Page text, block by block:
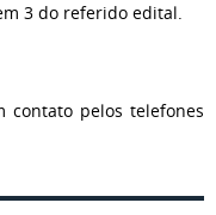
3 do referido edital.
contato pelos telefones